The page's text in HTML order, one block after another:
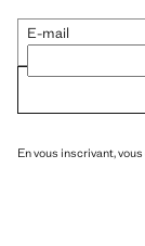
E-mail
En vous inscrivant,